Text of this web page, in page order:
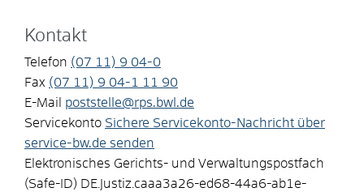
Kontakt
Telefon (07 11) 9 04-0
Fax (07 11) 9 04-1 11
90
E-Mail
poststelle@rps.bwl.de
Servicekonto Sichere Servicekonto-Nachricht über
service-bw.de senden
Elektronisches Gerichts- und Verwaltungspostfach
(Safe-ID) DE.Justiz.caaa3a26-ed68-44a6-ab1e-